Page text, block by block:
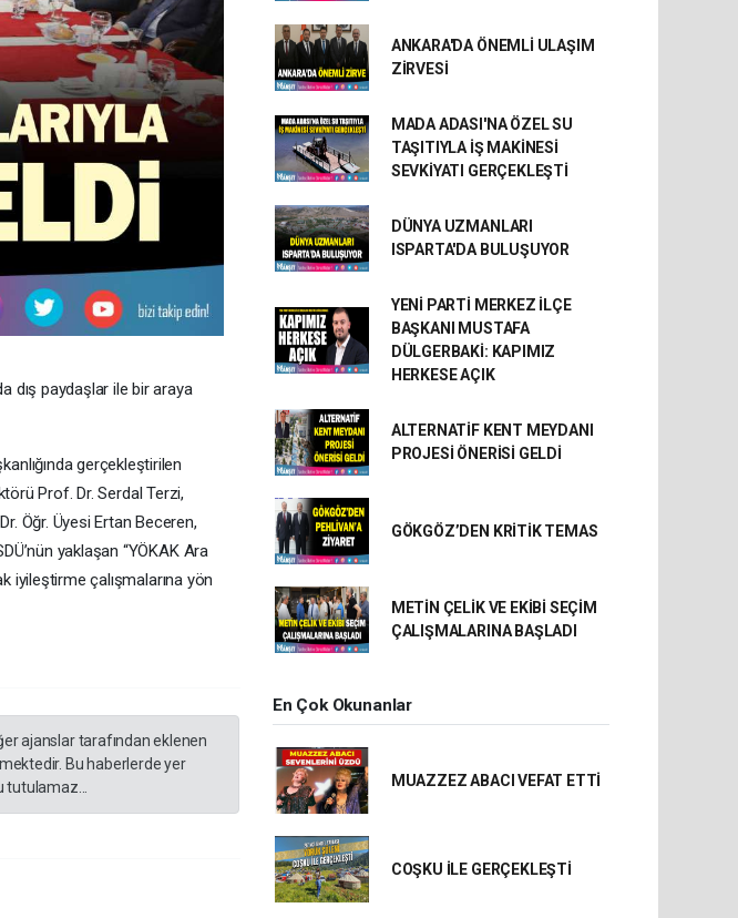
dış paydaşlar ile bir araya
gerçekleştirilen
Prof. Dr. Serdal Terzi,
Öğr. Üyesi Ertan Beceren,
yaklaşan “YÖKAK Ara
iyileştirme çalışmalarına yön
ajanslar tarafından eklenen
Bu haberlerde yer
ANKARA'DA ÖNEMLİ ULAŞIM
ZİRVESİ
MADA ADASI'NA ÖZEL SU
TAŞITIYLA İŞ MAKİNESİ
SEVKİYATI GERÇEKLEŞTİ
DÜNYA UZMANLARI
ISPARTA'DA BULUŞUYOR
YENİ PARTİ MERKEZ İLÇE
BAŞKANI MUSTAFA
DÜLGERBAKİ: KAPIMIZ
HERKESE AÇIK
ALTERNATİF KENT MEYDANI
PROJESİ ÖNERİSİ GELDİ
GÖKGÖZ’DEN KRİTİK TEMAS
METİN ÇELİK VE EKİBİ SEÇİM
ÇALIŞMALARINA BAŞLADI
En Çok Okunanlar
MUAZZEZ ABACI VEFAT ETTİ
COŞKU İLE GERÇEKLEŞTİ